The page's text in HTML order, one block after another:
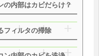
の内部はカビだらけ？
フィルタの掃除